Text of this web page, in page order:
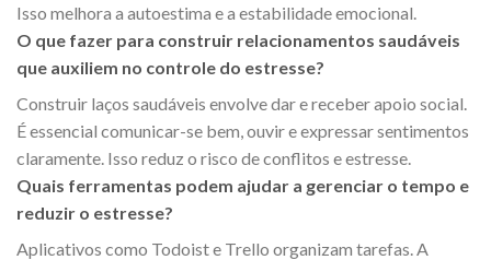
Isso melhora a autoestima e a estabilidade emocional.
O que fazer para construir relacionamentos saudáveis
que auxiliem no controle do estresse?
Construir laços saudáveis envolve dar e receber apoio social.
É essencial comunicar-se bem, ouvir e expressar sentimentos
claramente. Isso reduz o risco de conflitos e estresse.
Quais ferramentas podem ajudar a gerenciar o tempo e
reduzir o estresse?
Aplicativos como Todoist e Trello organizam tarefas. A